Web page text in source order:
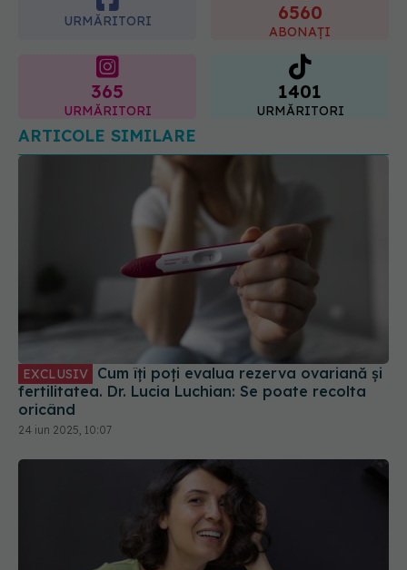
URMĂRITORI 6560
ABONAȚI
365
URMĂRITORI
1401
URMĂRITORI
ARTICOLE SIMILARE
EXCLUSIV
fertilitatea. Dr. Lucia Luchian: Se poate recolta
oricând
24 iun 2025, 10:07